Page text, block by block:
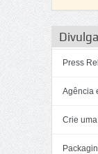
Press
Agência
Crie